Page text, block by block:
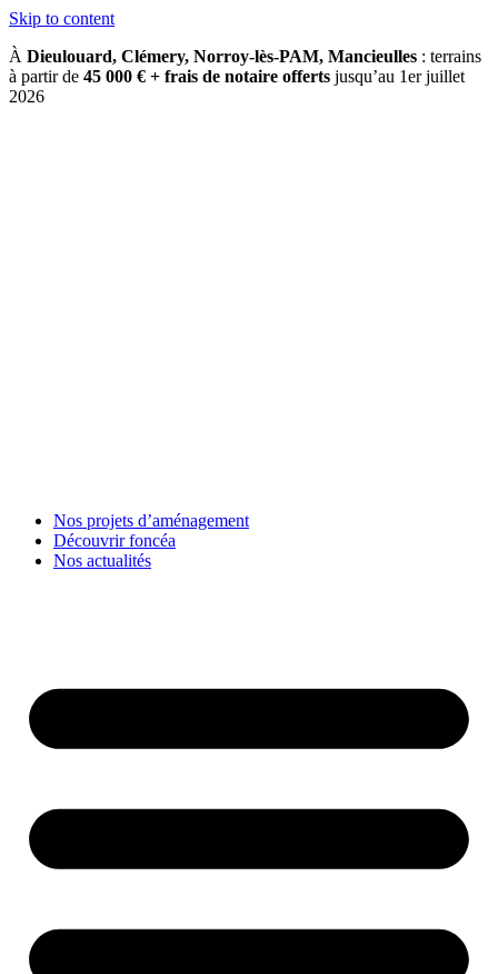
Skip to content
À Dieulouard, Clémery, Norroy-lès-PAM, Mancieulles : terrains
à partir de 45 000 € + frais de notaire offerts jusqu’au 1er juillet
2026
Nos projets d’aménagement
Découvrir foncéa
Nos actualités